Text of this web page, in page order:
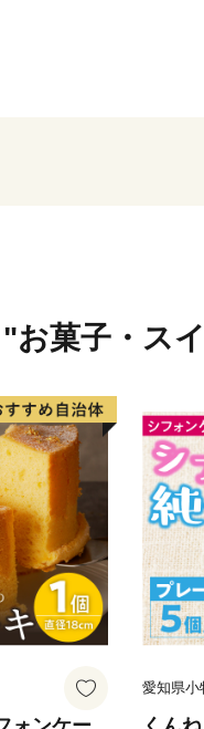
お菓子・ス
愛知県小